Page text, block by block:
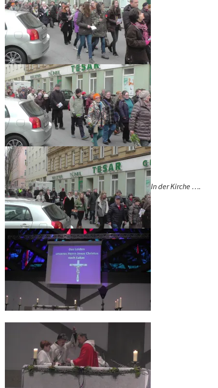
In der Kirche ….